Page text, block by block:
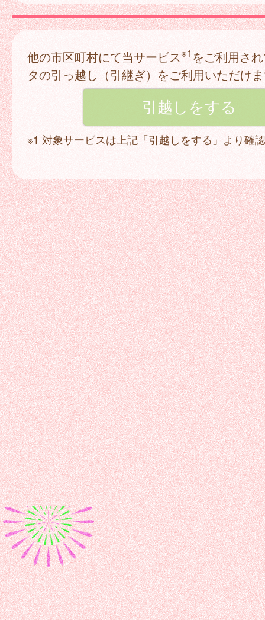
他の市区町村にて当サービス※1 をご利用さ
タの引っ越し（引継ぎ）をご利用いただけ
※1 対象サービスは上記「引越しをする」より確